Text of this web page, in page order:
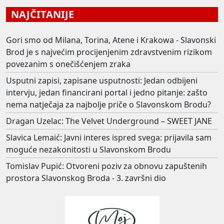
NAJČITANIJE
Gori smo od Milana, Torina, Atene i Krakowa - Slavonski
Brod je s najvećim procijenjenim zdravstvenim rizikom
povezanim s onečišćenjem zraka
Usputni zapisi, zapisane usputnosti: Jedan odbijeni
intervju, jedan financirani portal i jedno pitanje: zašto
nema natječaja za najbolje priče o Slavonskom Brodu?
Dragan Uzelac: The Velvet Underground – SWEET JANE
Slavica Lemaić: Javni interes ispred svega: prijavila sam
moguće nezakonitosti u Slavonskom Brodu
Tomislav Pupić: Otvoreni poziv za obnovu zapuštenih
prostora Slavonskog Broda - 3. završni dio